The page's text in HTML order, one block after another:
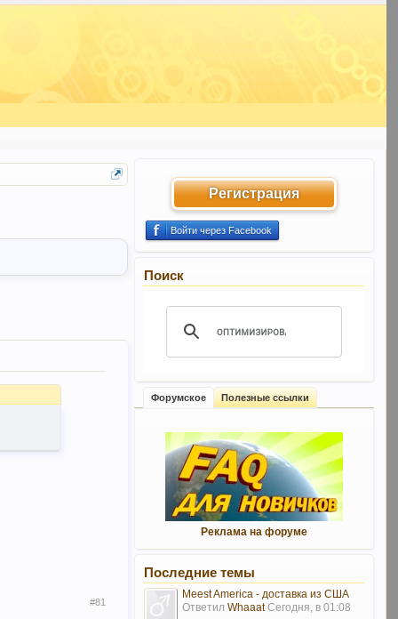
#81
Регистрация
Войти через Facebook
Поиск
Форумское Полезные ссылки
Реклама на форуме
Последние темы
Meest America - доставка из США
Ответил Whaaat Сегодня, в 01:08